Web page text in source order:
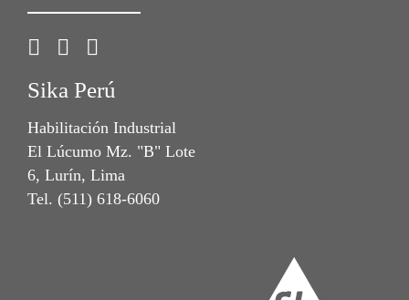
Sika Perú
Habilitación Industrial
El Lúcumo Mz. "B" Lote
6, Lurín, Lima
Tel. (511) 618-6060